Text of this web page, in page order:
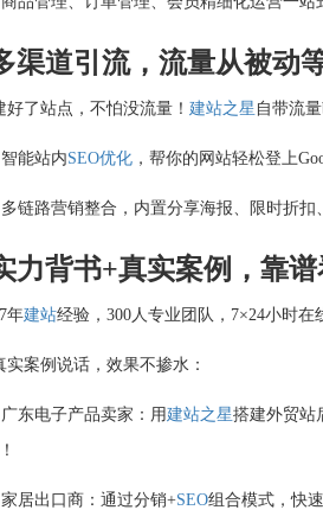
渠道引流，流量从被动
好了站点，不怕没流量！ 建站之星 自带流量
智能站内SEO优化 ，帮你的网站轻松登上
多链路营销整合，内置分享海报、限时折
力背书+真实案例，靠
年建站经验，300人专业团队，7×24小时
实案例说话，效果不掺水：
广东电子产品卖家：用建站之星搭建外贸站
家居出口商：通过分销+SEO组合模式，快